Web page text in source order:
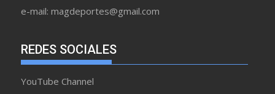
e-mail: magdeportes@gmail.com
REDES SOCIALES
YouTube Channel